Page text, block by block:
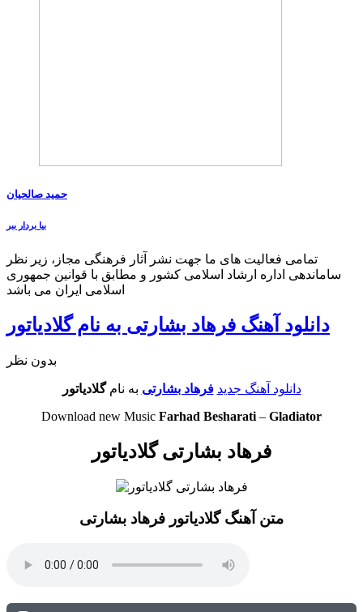
حمید صالحیان
بیا بردار ببر
تمامی فعالیت های ما جهت نشر آثار فرهنگی مجاز، زیر نظر
ساماندهی اداره ارشاد اسلامی کشور و مطابق با قوانین جمهوری
اسلامی ایران می باشد
دانلود آهنگ فرهاد بشارتی به نام گلادیاتور
بدون نظر
دانلود آهنگ جدید فرهاد بشارتی به نامگلادیاتور
Download new Music Farhad Besharati – Gladiator
فرهاد بشارتی گلادیاتور
متن آهنگ گلادیاتور فرهاد بشارتی